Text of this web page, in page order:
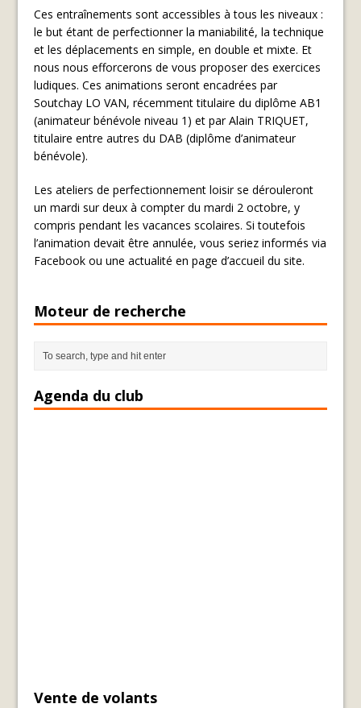
Ces entraînements sont accessibles à tous les niveaux :
le but étant de perfectionner la maniabilité, la technique
et les déplacements en simple, en double et mixte. Et
nous nous efforcerons de vous proposer des exercices
ludiques. Ces animations seront encadrées par
Soutchay LO VAN, récemment titulaire du diplôme AB1
(animateur bénévole niveau 1) et par Alain TRIQUET,
titulaire entre autres du DAB (diplôme d’animateur
bénévole).
Les ateliers de perfectionnement loisir se dérouleront
un mardi sur deux à compter du mardi 2 octobre, y
compris pendant les vacances scolaires. Si toutefois
l’animation devait être annulée, vous seriez informés via
Facebook ou une actualité en page d’accueil du site.
Moteur de recherche
Agenda du club
Vente de volants